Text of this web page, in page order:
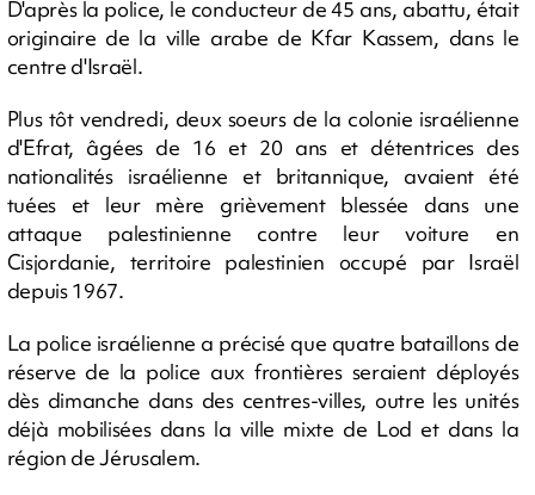
D'après la police, le conducteur de 45 ans, abattu, était
originaire de la ville arabe de Kfar Kassem, dans le
centre d'Israël.
Plus tôt vendredi, deux soeurs de la colonie israélienne
d'Efrat, âgées de 16 et 20 ans et détentrices des
nationalités israélienne et britannique, avaient été
tuées et leur mère grièvement blessée dans une
attaque palestinienne contre leur voiture en
Cisjordanie, territoire palestinien occupé par Israël
depuis 1967.
La police israélienne a précisé que quatre bataillons de
réserve de la police aux frontières seraient déployés
dès dimanche dans des centres-villes, outre les unités
déjà mobilisées dans la ville mixte de Lod et dans la
région de Jérusalem.